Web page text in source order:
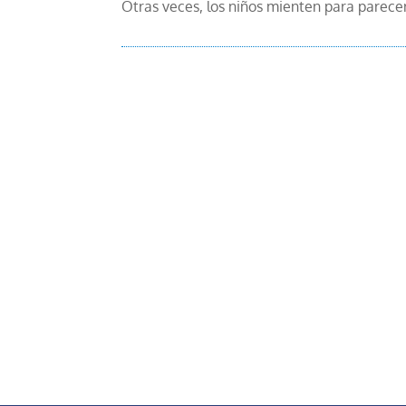
Otras veces, los niños mienten para parecer